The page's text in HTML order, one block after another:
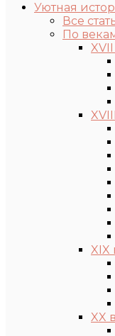
Уютная
Все
По
XIX
XX